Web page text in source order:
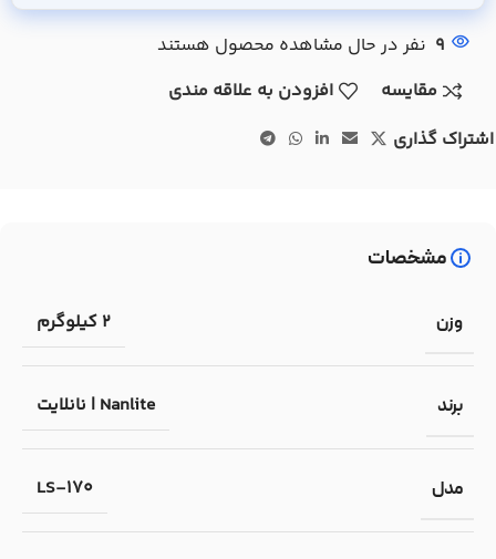
9 نفر در حال مشاهده محصول هستند
مقایسه
افزودن به علاقه مندی
اشتراک گذاری
مشخصات
وزن 2 کیلوگرم
برند Nanlite | نانلایت
مدل LS-170